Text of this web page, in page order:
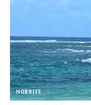
HOBBIES